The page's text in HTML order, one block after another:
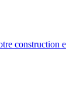
construction